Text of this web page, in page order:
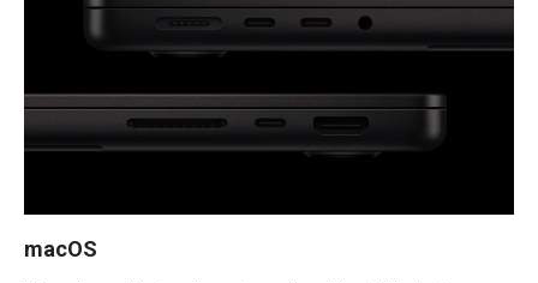
macOS